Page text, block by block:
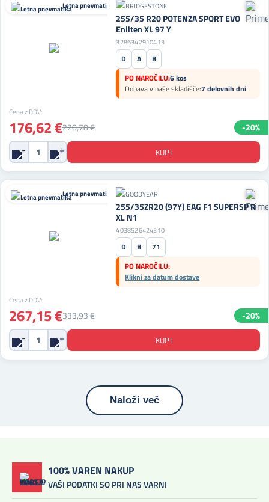
Letna pnevmatika
255/35 R20 POTENZA SPORT EVO
Enliten XL 97 Y
3286342910413
D A
B
PO NAROČILU:6 kos
Dobava v naše skladišče:7 delovnih dni
Cena z DDV:
176,62 €220,78 € -20%
Letna pnevmatika
255/35ZR20 (97Y) EAG F1 SUPERSP R
XL N1
4038526424310
D B
71
PO NAROČILU:
Klikni za datum dostave
Cena z DDV:
267,15 €333,93 € -20%
Naloži več
100% VAREN NAKUP
VAŠI PODATKI SO PRI NAS VARNI